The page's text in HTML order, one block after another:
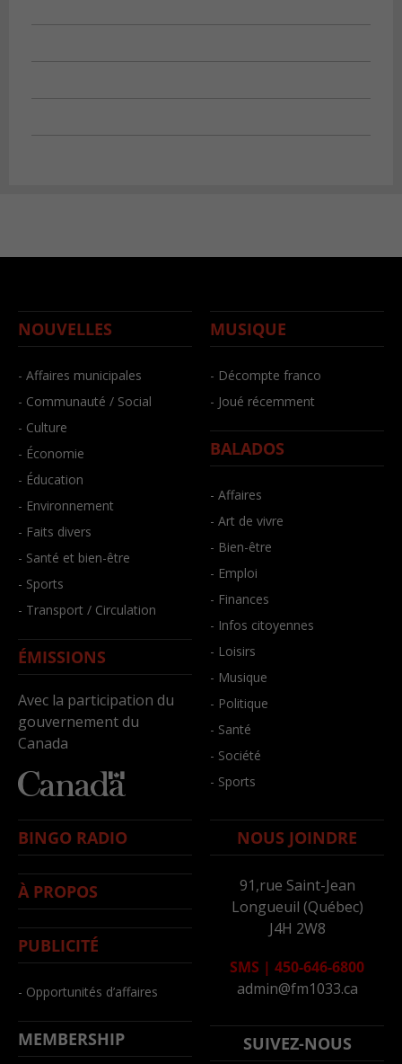
NOUVELLES
- Affaires municipales
- Communauté / Social
- Culture
- Économie
- Éducation
- Environnement
- Faits divers
- Santé et bien-être
- Sports
- Transport / Circulation
ÉMISSIONS
Avec la participation du
gouvernement du
Canada
MUSIQUE
- Décompte franco
- Joué récemment
BALADOS
- Affaires
- Art de vivre
- Bien-être
- Emploi
- Finances
- Infos citoyennes
- Loisirs
- Musique
- Politique
- Santé
- Société
- Sports
BINGO RADIO
À PROPOS
PUBLICITÉ
- Opportunités d’affaires
MEMBERSHIP
NOUS JOINDRE
91,rue Saint-Jean
Longueuil (Québec)
J4H 2W8
SMS | 450-646-6800
admin@fm1033.ca
SUIVEZ-NOUS